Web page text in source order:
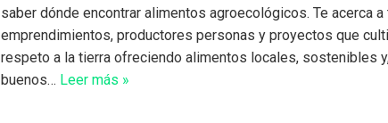
saber dónde encontrar alimentos agroecológicos. Te acerca a
emprendimientos, productores personas y proyectos que
respeto a la tierra ofreciendo alimentos locales, sostenibles
buenos… Leer más »